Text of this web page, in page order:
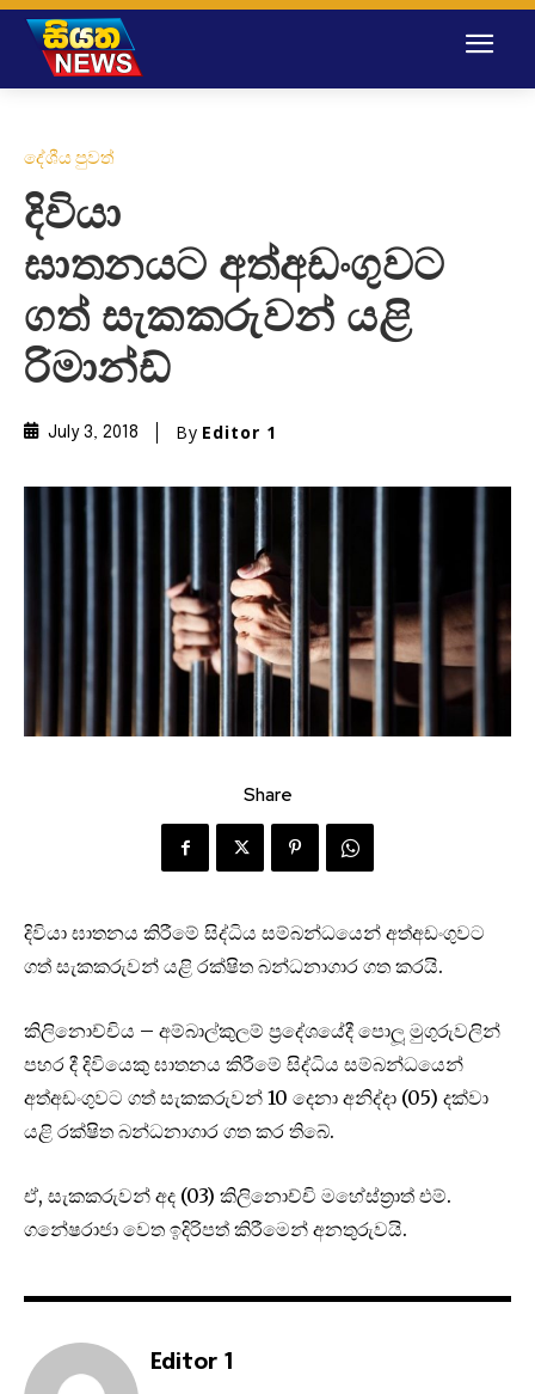
දේශීය පුවත්
දිවියා
ඝාතනයට අත්අඩංගුවට
ගත් සැකකරුවන් යළි
රිමාන්ඩ්
July 3, 2018 By Editor 1
Share
දිවියා ඝාතනය කිරීමේ සිද්ධිය සම්බන්ධයෙන් අත්අඩංගුවට
ගත් සැකකරුවන් යළි රක්ෂිත බන්ධනාගාර ගත කරයි.
කිලිනොච්චිය – අම්බාල්කුලම් ප්‍රදේශයේදී පොලූ මුගුරුවලින්
පහර දී දිවියෙකු ඝාතනය කිරීමේ සිද්ධිය සම්බන්ධයෙන්
අත්අඩංගුවට ගත් සැකකරුවන් 10 දෙනා අනිද්දා (05) දක්වා
යළි රක්ෂිත බන්ධනාගාර ගත කර ති‌බේ.
ඒ, සැකකරුවන් අද (03) කිලිනොච්චි මහේස්ත්‍රාත් එම්.
ගනේෂරාජා වෙත ඉදිරිපත් කිරීමෙන් අනතුරුවයි.
Editor 1